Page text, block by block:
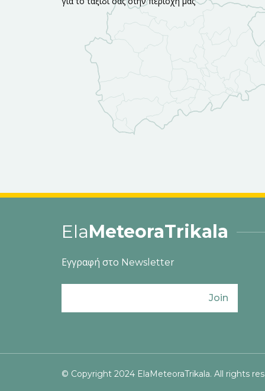
ElaMeteoraTrikala
Εγγραφή στο Newsletter
Join
© Copyright 2024 ElaMeteoraTrikala. All rights